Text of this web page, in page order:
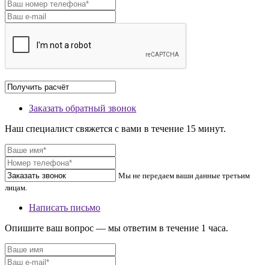
Заказать обратный звонок
Наш специалист свяжется с вами в течение 15 минут.
Мы не передаем ваши данные третьим
лицам.
Написать письмо
Опишите ваш вопрос — мы ответим в течение 1 часа.